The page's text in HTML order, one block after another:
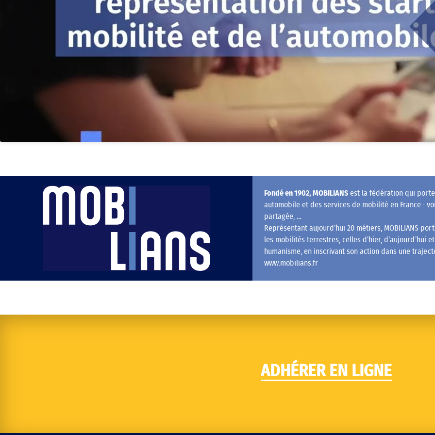
Fondé en 1902, MOBILIANS est la fédération qui
automobile et des services de mobilité en France :
partagée, …
Représentant aujourd’hui 20 métiers, MOBILIANS
les mobilités terrestres, celles d’hier, d’aujourd’hui
humanisme, en inscrivant son action dans une
www.mobilians.fr
ADHÉRER EN LIGNE